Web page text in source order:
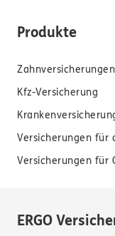
Produkte
Zahnversicherungen
Kfz-Versicherung
Versicherungen für
Versicherungen für
ERGO